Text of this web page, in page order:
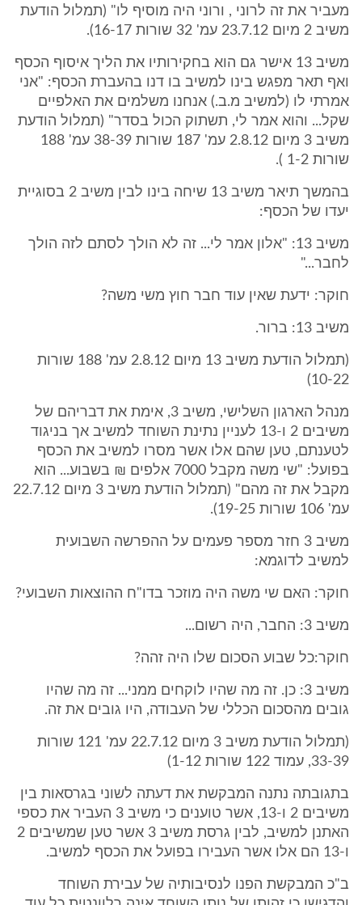
מעביר את זה לרוני , ורוני היה מוסיף לו" (תמלול הודעת
משיב 2 מיום 23.7.12 עמ' 32 שורות 16-17).
משיב 13 אישר גם הוא בחקירותיו את הליך איסוף הכסף
ואף תאר מפגש בינו למשיב בו דנו בהעברת הכסף: "אני
אמרתי לו (למשיב מ.ב.) אנחנו משלמים את האלפיים
שקל... והוא אמר לי, תשתוק הכול בסדר" (תמלול הודעת
משיב 3 מיום 2.8.12 עמ' 187 שורות 38-39 עמ' 188
שורות 1-2 ).
בהמשך תיאר משיב 13 שיחה בינו לבין משיב 2 בסוגיית
יעדו של הכסף:
משיב 13: "אלון אמר לי... זה לא הולך לסתם לזה הולך
לחבר..."
חוקר: ידעת שאין עוד חבר חוץ משי משה?
משיב 13: ברור.
(תמלול הודעת משיב 13 מיום 2.8.12 עמ' 188 שורות
10-22)
מנהל הארגון השלישי, משיב 3, אימת את דבריהם של
משיבים 2 ו-13 לעניין נתינת השוחד למשיב אך בניגוד
לטענתם, טען שהם אלו אשר מסרו למשיב את הכסף
בפועל: "שי משה מקבל 7000 אלפים ₪ בשבוע... הוא
מקבל את זה מהם" (תמלול הודעת משיב 3 מיום 22.7.12
עמ' 106 שורות 19-25).
משיב 3 חזר מספר פעמים על ההפרשה השבועית
למשיב לדוגמא:
חוקר: האם שי משה היה מוזכר בדו"ח ההוצאות השבועי?
משיב 3: החבר, היה רשום...
חוקר:כל שבוע הסכום שלו היה זהה?
משיב 3: כן. זה מה שהיו לוקחים ממני... זה מה שהיו
גובים מהסכום הכללי של העבודה, היו גובים את זה.
(תמלול הודעת משיב 3 מיום 22.7.12 עמ' 121 שורות
33-39, עמוד 122 שורות 1-12)
בתגובתה נתנה המבקשת את דעתה לשוני בגרסאות בין
משיבים 2 ו-13, אשר טוענים כי משיב 3 העביר את כספי
האתנן למשיב, לבין גרסת משיב 3 אשר טען שמשיבים 2
ו-13 הם אלו אשר העבירו בפועל את הכסף למשיב.
ב"כ המבקשת הפנו לנסיבותיה של עבירת השוחד